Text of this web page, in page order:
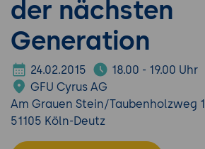
der nächsten
Generation
24.02.2015
18.00 - 19.00 Uhr
GFU Cyrus AG
Am Grauen Stein/Taubenholzweg 1
51105 Köln-Deutz